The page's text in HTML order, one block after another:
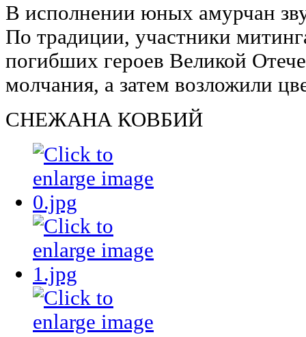
В исполнении юных амурчан
По традиции, участники
погибших героев Великой
молчания, а затем возложили
СНЕЖАНА КОВБИЙ